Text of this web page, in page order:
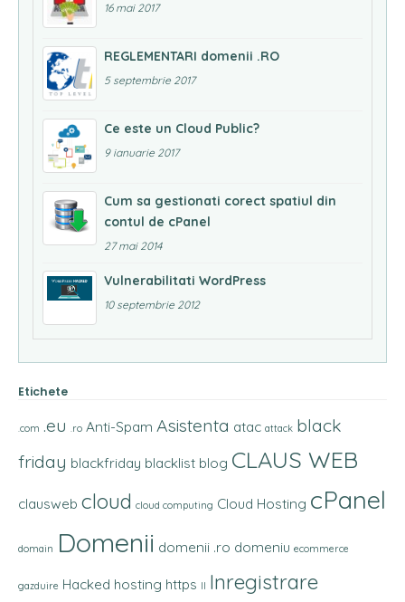
16 mai 2017
REGLEMENTARI domenii .RO
5 septembrie 2017
Ce este un Cloud Public?
9 ianuarie 2017
Cum sa gestionati corect spatiul din
contul de cPanel
27 mai 2014
Vulnerabilitati WordPress
10 septembrie 2012
Etichete
.com .eu .ro Anti-Spam Asistenta atac attack black
friday blackfriday blacklist blog CLAUS WEB
clausweb cloud cloud computing Cloud Hosting cPanel
domain Domenii domenii .ro domeniu ecommerce
gazduire Hacked hosting https II Inregistrare